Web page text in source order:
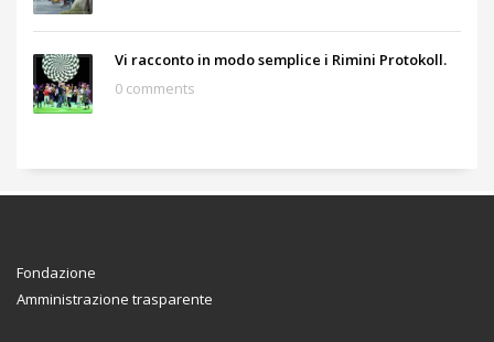
Vi racconto in modo semplice i Rimini Protokoll.
0 comments
Fondazione
Amministrazione trasparente